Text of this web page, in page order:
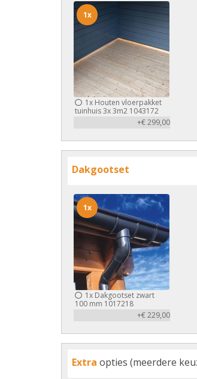
1x Houten vloerpakket
tuinhuis 3x 3m2 1043172
+€ 299,00
1x
Dakgootset
1x Dakgootset zwart
100 mm 1017218
+€ 229,00
1x
Extra opties (meerdere